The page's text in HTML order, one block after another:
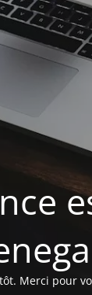
Merci pour